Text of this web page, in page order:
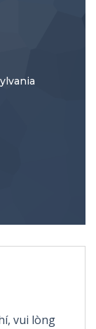
vui lòng